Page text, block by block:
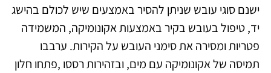
ישנם סוגי עובש שניתן להסיר באמצעים שיש לכולם בהישג
יד, טיפול בעובש בקיר באמצעות אקונומיקה, המשמידה
פטריות ומסירה את סימני העובש על הקירות. ערבבו
תמיסה של אקונומיקה עם מים, ובזהירות רססו ,פתחו חלון